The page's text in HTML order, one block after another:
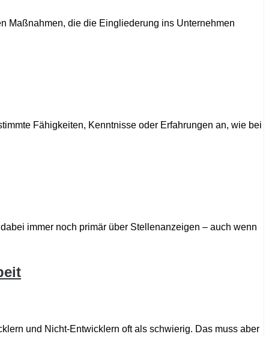
Maßnahmen, die die Eingliederung ins Unternehmen
Fähigkeiten, Kenntnisse oder Erfahrungen an, wie bei
immer noch primär über Stellenanzeigen – auch wenn
und Nicht-Entwicklern oft als schwierig. Das muss aber